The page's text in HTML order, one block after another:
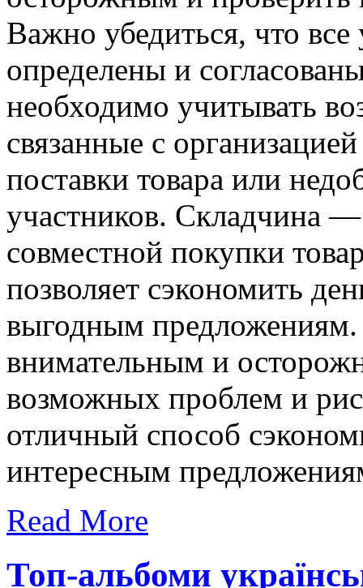
Важно убедиться, что все
определены и
необходимо учитывать
связанные с
поставки товара или
участников. Складчина
совместной покупки
позволяет сэкономить
выгодным
внимательным и
возможных проблем и
отличный способ
интересным
Read More
Топ-альбоми